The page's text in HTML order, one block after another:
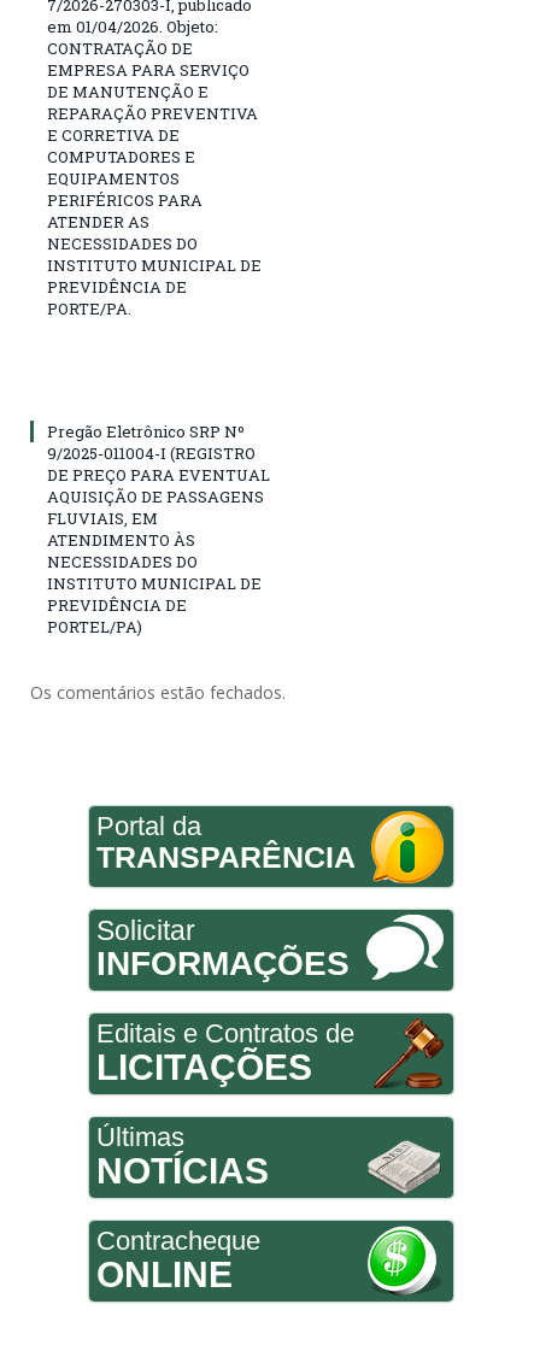
7/2026-270303-I, publicado
em 01/04/2026. Objeto:
CONTRATAÇÃO DE
EMPRESA PARA SERVIÇO
DE MANUTENÇÃO E
REPARAÇÃO PREVENTIVA
E CORRETIVA DE
COMPUTADORES E
EQUIPAMENTOS
PERIFÉRICOS PARA
ATENDER AS
NECESSIDADES DO
INSTITUTO MUNICIPAL DE
PREVIDÊNCIA DE
PORTE/PA.
Pregão Eletrônico SRP Nº
9/2025-011004-I (REGISTRO
DE PREÇO PARA EVENTUAL
AQUISIÇÃO DE PASSAGENS
FLUVIAIS, EM
ATENDIMENTO ÀS
NECESSIDADES DO
INSTITUTO MUNICIPAL DE
PREVIDÊNCIA DE
PORTEL/PA)
Os comentários estão fechados.
Portal da
TRANSPARÊNCIA
Solicitar
INFORMAÇÕES
Editais e Contratos de
LICITAÇÕES
Últimas
NOTÍCIAS
Contracheque
ONLINE